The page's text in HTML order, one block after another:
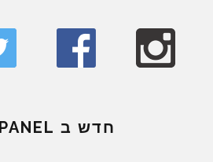
חדש ב OUTPANEL